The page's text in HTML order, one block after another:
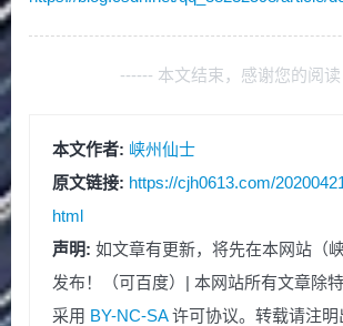
------ 本文结束，感谢您的阅
本文作者: 峡州仙士
原文链接: https://cjh0613.com/
html
声明: 如文章有更新，将先在本网站（
发布！（可百度）| 本网站所有文章除
采用 BY-NC-SA许可协议。转载请注明